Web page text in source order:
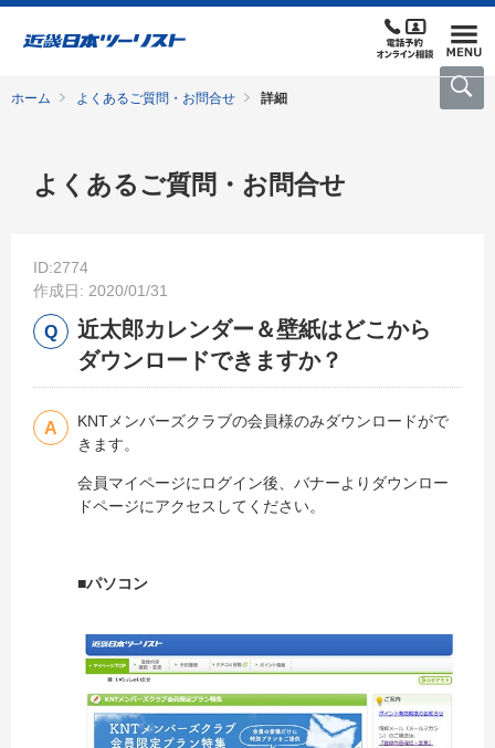
ホーム よくあるご質問・お問合せ 詳細
よくあるご質問・お問合せ
ID:2774
作成日: 2020/01/31
近太郎カレンダー＆壁紙はどこから
ダウンロードできますか？
KNTメンバーズクラブの会員様のみダウンロードがで
きます。
会員マイページにログイン後、バナーよりダウンロー
ドページにアクセスしてください。
■パソコン